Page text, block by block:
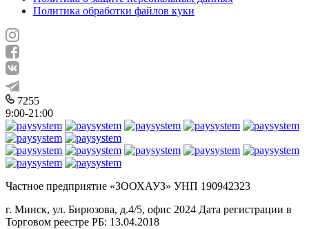
Политика обработки файлов куки
7255
9:00-21:00
Частное предприятие «ЗООХАУЗ» УНП 190942323
г. Минск, ул. Бирюзова, д.4/5, офис 2024 Дата регистрации в
Торговом реестре РБ: 13.04.2018